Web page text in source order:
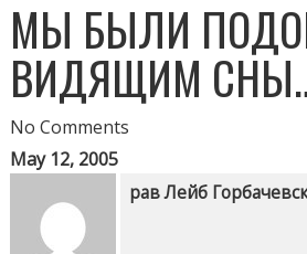
МЫ БЫЛИ
ВИДЯЩИМ
No Comments
May 12, 2005
рав Лейб